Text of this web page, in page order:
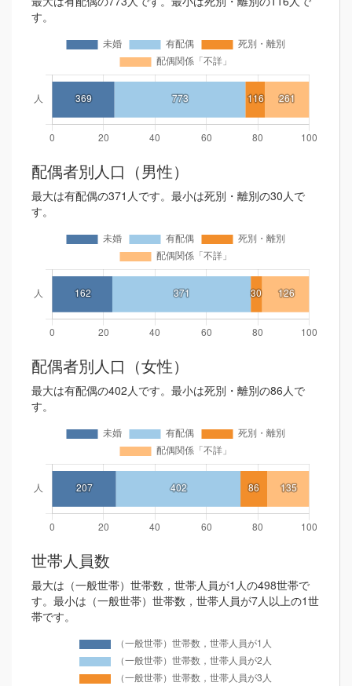
す。
配偶者別人口（男性）
最大は有配偶の371人です。最小は死別・離別の30人で
す。
配偶者別人口（女性）
最大は有配偶の402人です。最小は死別・離別の86人で
す。
世帯人員数
最大は（一般世帯）世帯数，世帯人員が1人の498世帯で
す。最小は（一般世帯）世帯数，世帯人員が7人以上の1世
帯です。